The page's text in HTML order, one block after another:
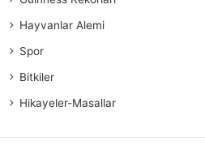
Hayvanlar Alemi
Spor
Bitkiler
Hikayeler-Masallar